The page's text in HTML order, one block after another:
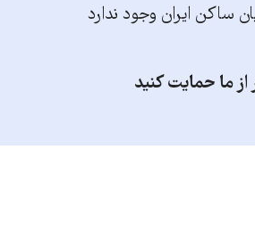
ساکن ایران وجود ندارد
ما حمایت کنید